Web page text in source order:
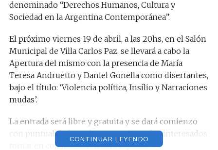
denominado “Derechos Humanos, Cultura y
Sociedad en la Argentina Contemporánea”.
El próximo viernes 19 de abril, a las 20hs, en el Salón
Municipal de Villa Carlos Paz, se llevará a cabo la
Apertura del mismo con la presencia de María
Teresa Andruetto y Daniel Gonella como disertantes,
bajo el título: ‘Violencia política, Insílio y Narraciones
mudas’.
La entrada será libre y gratuita y se dará comienzo
con puntualidad, por lo que sugiere a los interesados
tomar en consideración este aspecto.
CONTINUAR LEYENDO